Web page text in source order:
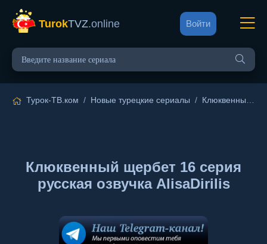
TurokTVZ.online Войти
Турок-ТВ.ком / Новые турецкие сериалы / Клюквенный щербет
Клюквенный щербет 16 серия
русская озвучка AlisaDirilis